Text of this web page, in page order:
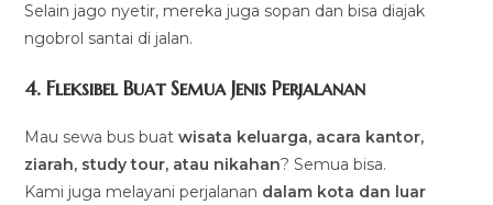
Selain jago nyetir, mereka juga sopan dan bisa diajak
ngobrol santai di jalan.
4. Fleksibel Buat Semua Jenis Perjalanan
Mau sewa bus buatwisata keluarga, acara kantor,
ziarah, study tour, atau nikahan? Semua bisa.
Kami juga melayani perjalanan dalam kota dan luar